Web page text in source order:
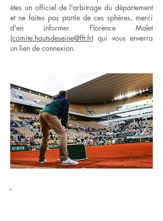
êtes un officiel de l'arbitrage du département
et ne faites pas partie de ces sphères, merci
d'en informer Florence Malet
(comite.hautsdeseine@fft.fr) qui vous enverra
un lien de connexion.